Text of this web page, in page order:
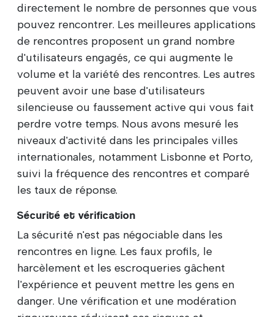
directement le nombre de personnes que vous
pouvez rencontrer. Les meilleures applications
de rencontres proposent un grand nombre
d'utilisateurs engagés, ce qui augmente le
volume et la variété des rencontres. Les autres
peuvent avoir une base d'utilisateurs
silencieuse ou faussement active qui vous fait
perdre votre temps. Nous avons mesuré les
niveaux d'activité dans les principales villes
internationales, notamment Lisbonne et Porto,
suivi la fréquence des rencontres et comparé
les taux de réponse.
Sécurité et vérification
La sécurité n'est pas négociable dans les
rencontres en ligne. Les faux profils, le
harcèlement et les escroqueries gâchent
l'expérience et peuvent mettre les gens en
danger. Une vérification et une modération